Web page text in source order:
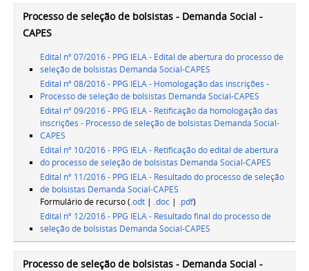
Processo de seleção de bolsistas - Demanda Social -
CAPES
Edital nº 07/2016 - PPG IELA - Edital de abertura do processo de
seleção de bolsistas Demanda Social-CAPES
Edital nº 08/2016 - PPG IELA - Homologação das inscrições -
Processo de seleção de bolsistas Demanda Social-CAPES
Edital nº 09/2016 - PPG IELA - Retificação da homologação das
inscrições - Processo de seleção de bolsistas Demanda Social-
CAPES
Edital nº 10/2016 - PPG IELA - Retificação do edital de abertura
do processo de seleção de bolsistas Demanda Social-CAPES
Edital nº 11/2016 - PPG IELA - Resultado do processo de seleção
de bolsistas Demanda Social-CAPES
Formulário de recurso (.odt | .doc | .pdf)
Edital nº 12/2016 - PPG IELA - Resultado final do processo de
seleção de bolsistas Demanda Social-CAPES
Processo de seleção de bolsistas - Demanda Social -